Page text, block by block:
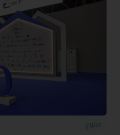
متنوع